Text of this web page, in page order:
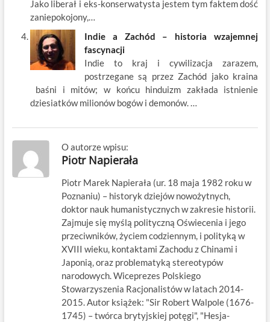
Jako liberał i eks-konserwatysta jestem tym faktem dość
zaniepokojony,…
Indie a Zachód – historia wzajemnej
fascynacji
Indie to kraj i cywilizacja zarazem,
postrzegane są przez Zachód jako kraina
baśni i mitów; w końcu hinduizm zakłada istnienie
dziesiatków milionów bogów i demonów. …
O autorze wpisu:
Piotr Napierała
Piotr Marek Napierała (ur. 18 maja 1982 roku w
Poznaniu) – historyk dziejów nowożytnych,
doktor nauk humanistycznych w zakresie historii.
Zajmuje się myślą polityczną Oświecenia i jego
przeciwników, życiem codziennym, i polityką w
XVIII wieku, kontaktami Zachodu z Chinami i
Japonią, oraz problematyką stereotypów
narodowych. Wiceprezes Polskiego
Stowarzyszenia Racjonalistów w latach 2014-
2015. Autor książek: "Sir Robert Walpole (1676-
1745) – twórca brytyjskiej potęgi", "Hesja-